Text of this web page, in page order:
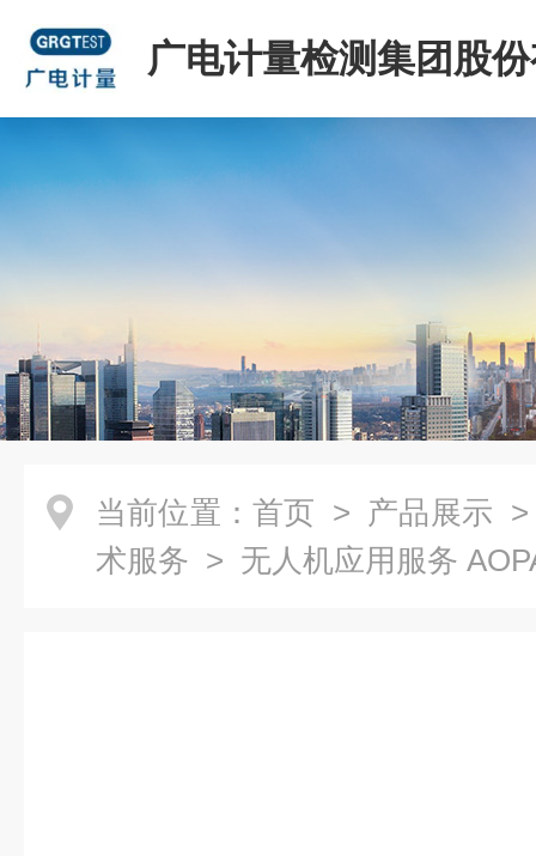
广电计量检测集团股
司
当前位置： 首页 > 产品展示
术服务 > 无人机应用服务